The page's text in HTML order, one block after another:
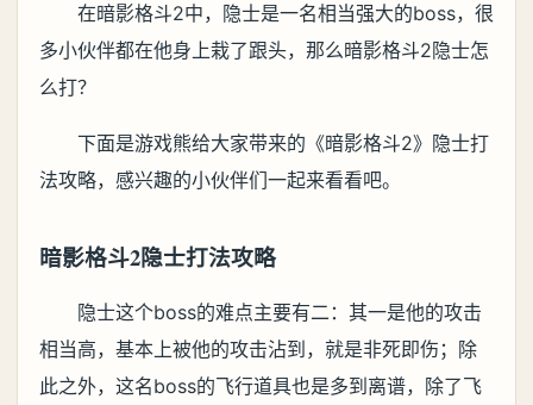
在暗影格斗2中，隐士是一名相当强大的boss，很
多小伙伴都在他身上栽了跟头，那么暗影格斗2隐士怎
么打？
下面是游戏熊给大家带来的《暗影格斗2》隐士打
法攻略，感兴趣的小伙伴们一起来看看吧。
暗影格斗2隐士打法攻略
隐士这个boss的难点主要有二：其一是他的攻击
相当高，基本上被他的攻击沾到，就是非死即伤；除
此之外，这名boss的飞行道具也是多到离谱，除了飞